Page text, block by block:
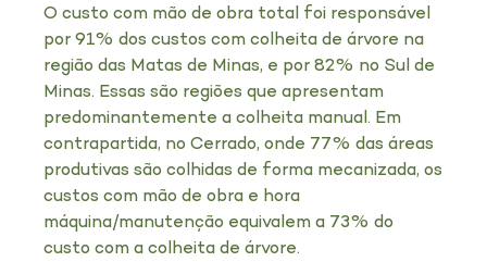
O custo com mão de obra total foi responsável
por 91% dos custos com colheita de árvore na
região das Matas de Minas, e por 82% no Sul de
Minas. Essas são regiões que apresentam
predominantemente a colheita manual. Em
contrapartida, no Cerrado, onde 77% das áreas
produtivas são colhidas de forma mecanizada, os
custos com mão de obra e hora
máquina/manutenção equivalem a 73% do
custo com a colheita de árvore.